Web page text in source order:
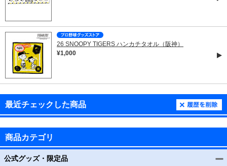
26 SNOOPY TIGERS ハンカチタオル（阪神）
¥1,000
最近チェックした商品
商品カテゴリ
公式グッズ・限定品